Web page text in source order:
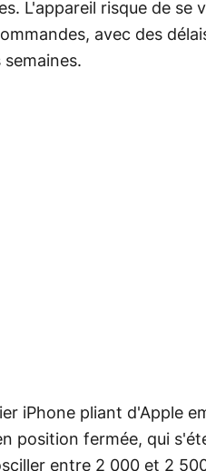
L'appareil risque de se
avec des
semaines.
iPhone pliant d'Apple
position fermée, qui
entre 2 000 et 2